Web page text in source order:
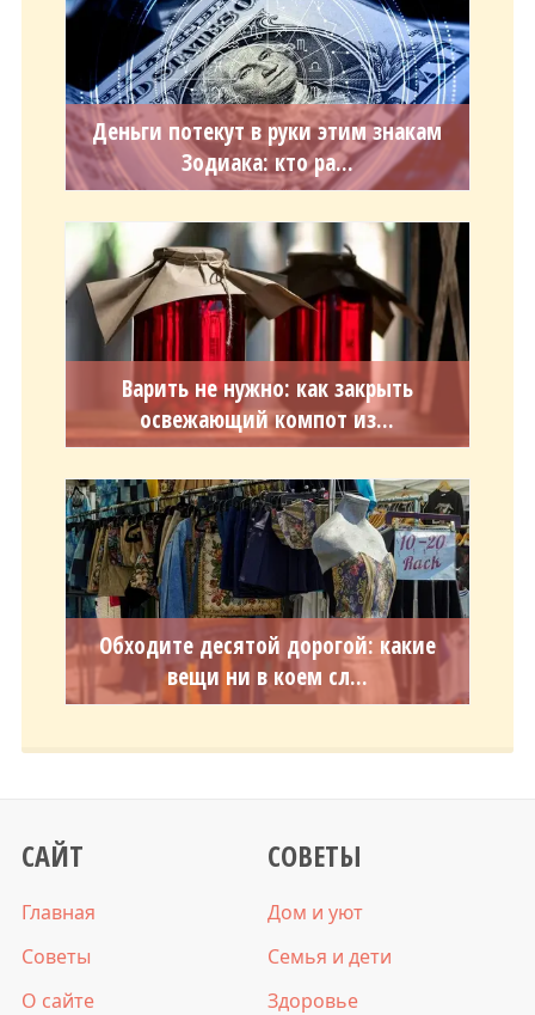
Деньги потекут в руки этим знакам
Зодиака: кто ра...
Варить не нужно: как закрыть
освежающий компот из...
Обходите десятой дорогой: какие
вещи ни в коем сл...
САЙТ
Главная
Советы
О сайте
СОВЕТЫ
Дом и уют
Семья и дети
Здоровье